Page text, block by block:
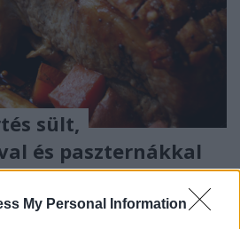
My Personal Information
sült,
és paszternákkal